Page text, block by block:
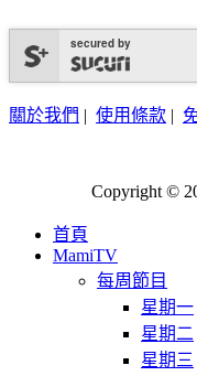
secured by
關於我們 | 使用條款 |
Copyright ©
首頁
MamiTV
每周節目
星期一
星期二
星期三